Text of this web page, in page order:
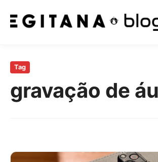
para
conteúdo
principal
Tag
gravação de